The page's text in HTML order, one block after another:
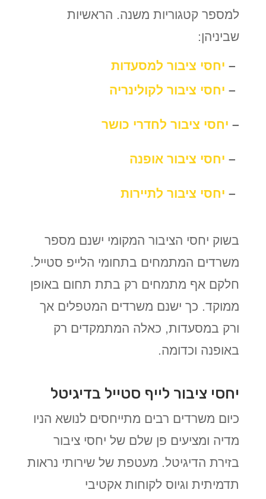
למספר קטגוריות משנה. הראשיות
שביניהן:
– יחסי ציבור למסעדות
– יחסי ציבור לקולינריה
– יחסי ציבור לחדרי כושר
– יחסי ציבור אופנה
– יחסי ציבור לתיירות
בשוק יחסי הציבור המקומי ישנם מספר
משרדים המתמחים בתחומי הלייפ סטייל.
חלקם אף מתמחים רק בתת תחום באופן
ממוקד. כך ישנם משרדים המטפלים אך
ורק במסעדות, כאלה המתמקדים רק
באופנה וכדומה.
יחסי ציבור לייף סטייל בדיגיטל
כיום משרדים רבים מתייחסים לנושא הניו
מדיה ומציעים פן שלם של יחסי ציבור
בזירת הדיגיטל. מעטפת של שירותי נראות
תדמיתית וגיוס לקוחות אקטיבי